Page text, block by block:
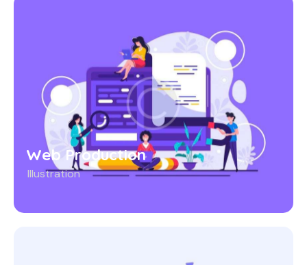
Web Production
Illustration